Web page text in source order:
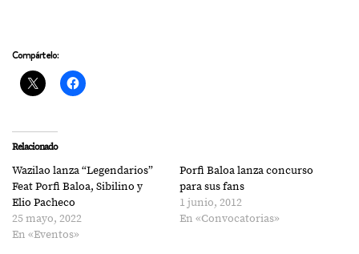
Compártelo:
Relacionado
Wazilao lanza “Legendarios”
Feat Porfi Baloa, Sibilino y
Elio Pacheco
25 mayo, 2022
En «Eventos»
Porfi Baloa lanza concurso
para sus fans
1 junio, 2012
En «Convocatorias»